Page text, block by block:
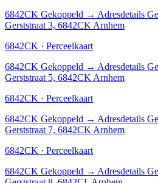
6842CK Gekoppeld → Adresdetails
Gerststraat 3, 6842CK Arnhem
6842CK · Perceelkaart
6842CK Gekoppeld → Adresdetails
Gerststraat 5, 6842CK Arnhem
6842CK · Perceelkaart
6842CK Gekoppeld → Adresdetails
Gerststraat 7, 6842CK Arnhem
6842CK · Perceelkaart
6842CK Gekoppeld → Adresdetails